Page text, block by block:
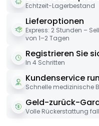
Echtzeit-Lagerbestand
Lieferoptionen
Express: 2 Stunden –
von 1–2 Tagen
Registrieren Sie
In 4 Schritten
Kundenservice
Schnelle medizinische
Geld-zurück-
Volle Rückerstattung